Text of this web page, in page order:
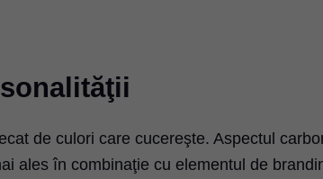
de culori care cucereşte. Aspectul
ales în combinaţie cu elementul de